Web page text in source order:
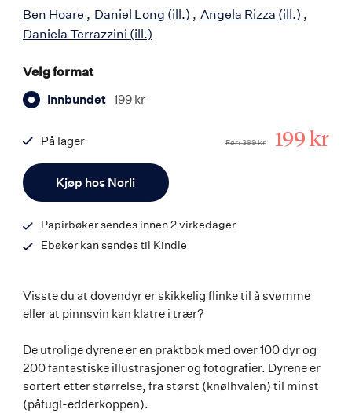
Ben Hoare Daniel Long (ill.) Angela Rizza (ill.)
Daniela Terrazzini (ill.)
Velg format
Innbundet 199 kr
Kjøp hos Norli
199 kr
Før 399 kr
På lager
9788203265211
Papirbøker sendes innen 2 virkedager
Ebøker kan sendes til Kindle
Visste du at dovendyr er skikkelig flinke til å svømme
eller at pinnsvin kan klatre i trær?
De utrolige dyrene er en praktbok med over 100 dyr og
200 fantastiske illustrasjoner og fotografier. Dyrene er
sortert etter størrelse, fra størst (knølhvalen) til minst
(påfugl-edderkoppen).